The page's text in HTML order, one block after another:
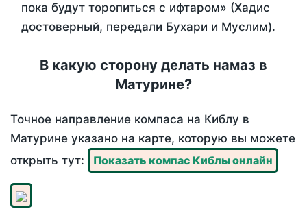
пока будут торопиться с ифтаром» (Хадис
достоверный, передали Бухари и Муслим).
В какую сторону делать намаз в
Матурине?
Точное направление компаса на Киблу в
Матурине указано на карте, которую вы можете
открыть тут:
Показать компас Киблы онлайн